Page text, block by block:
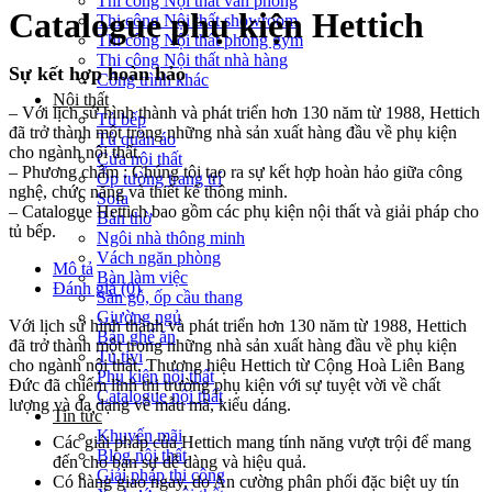
Thi công Nội thất showroom
Thi công Nội thất phòng gym
Thi công Nội thất nhà hàng
Công trình khác
Nội thất
Tủ bếp
Tủ quần áo
Cửa nội thất
Ốp tường trang trí
Sofa
Bàn thờ
Ngôi nhà thông minh
Vách ngăn phòng
Bàn làm việc
Sàn gỗ, ốp cầu thang
Giường ngủ
Bàn ghế ăn
Tủ tivi
Phụ kiện nội thất
Catalogue nội thất
Tin tức
Khuyến mãi
Blog nội thất
Giải pháp thi công
Catalogue phụ kiện Hettich
Sự kết hợp hoàn hảo
– Với lịch sử hình thành và phát triển hơn 130 năm từ 1988, Hettich
đã trở thành một trong những nhà sản xuất hàng đầu về phụ kiện
cho ngành nội thất.
– Phương châm : Chúng tôi tạo ra sự kết hợp hoàn hảo giữa công
nghệ, chức năng và thiết kế thông minh.
– Catalogue Hettich bao gồm các phụ kiện nội thất và giải pháp cho
tủ bếp.
Mô tả
Đánh giá (0)
Với lịch sử hình thành và phát triển hơn 130 năm từ 1988, Hettich
đã trở thành một trong những nhà sản xuất hàng đầu về phụ kiện
cho ngành nội thất. Thương hiệu Hettich từ Cộng Hoà Liên Bang
Đức đã chiếm lĩnh thị trường phụ kiện với sự tuyệt vời về chất
lượng và đa dạng về mẫu mã, kiểu dáng.
Các giải pháp của Hettich mang tính năng vượt trội để mang
đến cho bạn sự dễ dàng và hiệu quả.
Có hàng giao ngay, do An cường phân phối đặc biệt uy tín